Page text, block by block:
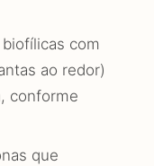
com
ao redor)
conforme
que